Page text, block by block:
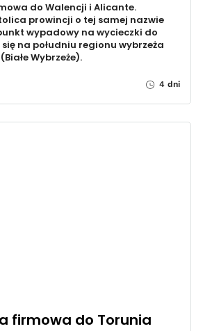
do Walencji i Alicante.
prowincji o tej samej nazwie
wypadowy na wycieczki do
na południu regionu wybrzeża
Wybrzeże).
4 dni
firmowa do Torunia